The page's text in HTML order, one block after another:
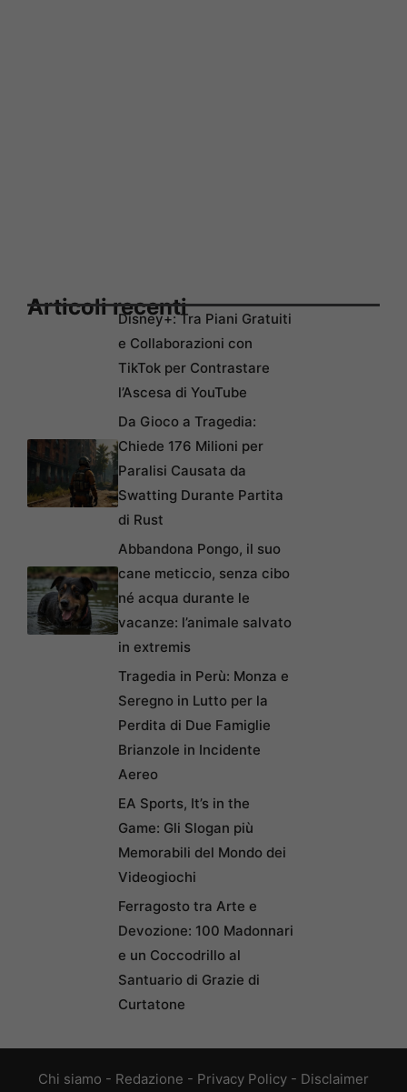
Articoli recentiDisney+: Tra Piani Gratuiti
e Collaborazioni con
TikTok per Contrastare
l’Ascesa di YouTube
Da Gioco a Tragedia:
Chiede 176 Milioni per
Paralisi Causata da
Swatting Durante Partita
di Rust
Abbandona Pongo, il suo
cane meticcio, senza cibo
né acqua durante le
vacanze: l’animale salvato
in extremis
Tragedia in Perù: Monza e
Seregno in Lutto per la
Perdita di Due Famiglie
Brianzole in Incidente
Aereo
EA Sports, It’s in the
Game: Gli Slogan più
Memorabili del Mondo dei
Videogiochi
Ferragosto tra Arte e
Devozione: 100 Madonnari
e un Coccodrillo al
Santuario di Grazie di
Curtatone
Chi siamo - Redazione - Privacy Policy - Disclaimer